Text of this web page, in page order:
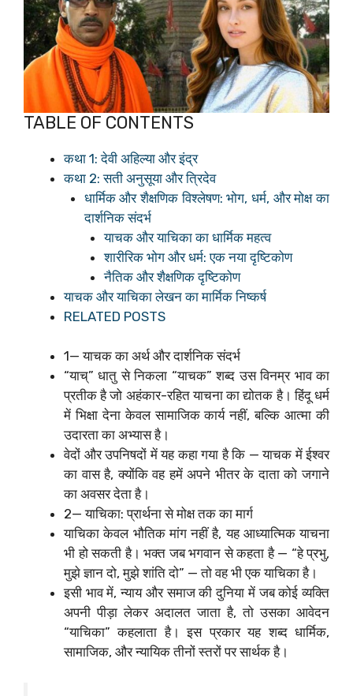
TABLE OF CONTENTS
कथा 1: देवी अहिल्या और इंद्र
कथा 2: सती अनुसूया और त्रिदेव
धार्मिक और शैक्षणिक विश्लेषण: भोग, धर्म, और मोक्ष का
दार्शनिक संदर्भ
याचक और याचिका का धार्मिक महत्व
शारीरिक भोग और धर्म: एक नया दृष्टिकोण
नैतिक और शैक्षणिक दृष्टिकोण
याचक और याचिका लेखन का मार्मिक निष्कर्ष
RELATED POSTS
1— याचक का अर्थ और दार्शनिक संदर्भ
“याच्” धातु से निकला “याचक” शब्द उस विनम्र भाव का
प्रतीक है जो अहंकार-रहित याचना का द्योतक है। हिंदू धर्म
में भिक्षा देना केवल सामाजिक कार्य नहीं, बल्कि आत्मा की
उदारता का अभ्यास है।
वेदों और उपनिषदों में यह कहा गया है कि — याचक में ईश्वर
का वास है, क्योंकि वह हमें अपने भीतर के दाता को जगाने
का अवसर देता है।
2— याचिका: प्रार्थना से मोक्ष तक का मार्ग
याचिका केवल भौतिक मांग नहीं है, यह आध्यात्मिक याचना
भी हो सकती है। भक्त जब भगवान से कहता है — “हे प्रभु,
मुझे ज्ञान दो, मुझे शांति दो” — तो वह भी एक याचिका है।
इसी भाव में, न्याय और समाज की दुनिया में जब कोई व्यक्ति
अपनी पीड़ा लेकर अदालत जाता है, तो उसका आवेदन
“याचिका” कहलाता है। इस प्रकार यह शब्द धार्मिक,
सामाजिक, और न्यायिक तीनों स्तरों पर सार्थक है।